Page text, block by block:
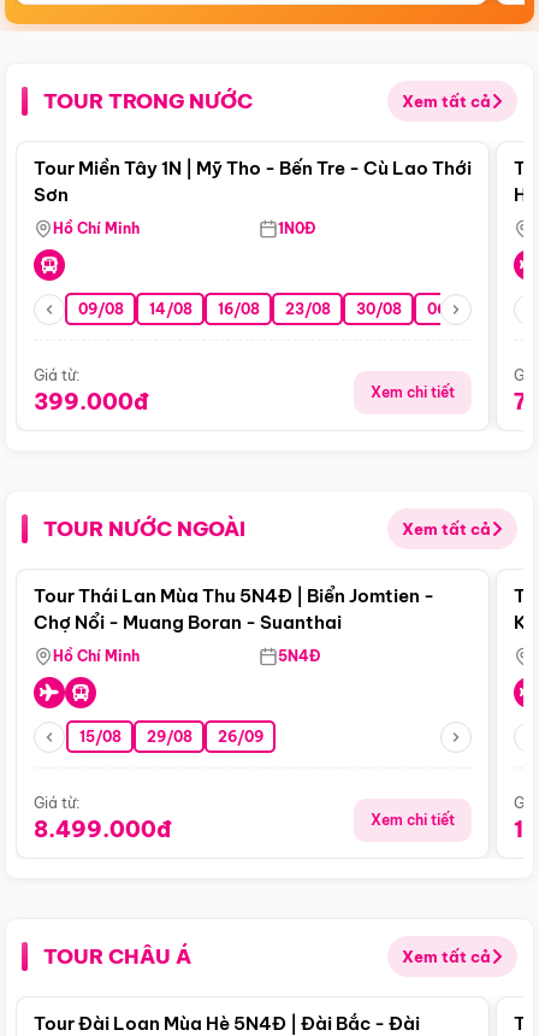
TOUR TRONG NƯỚC Xem tất cả
Điểm nổi bật
Tour Miền Tây 1N | Mỹ Tho - Bến Tre - Cù Lao Thới
Sơn
Hồ Chí Minh 1N0Đ
09/08 14/08 16/08 23/08 30/08 06/09 13/09
Giá từ:
399.000đ Xem chi tiết
TOUR NƯỚC NGOÀI Xem tất cả
Điểm nổi bật
Tour Thái Lan Mùa Thu 5N4Đ | Biển Jomtien -
Chợ Nổi - Muang Boran - Suanthai
Hồ Chí Minh 5N4Đ
15/08 29/08 26/09
Giá từ:
8.499.000đ Xem chi tiết
TOUR CHÂU Á Xem tất cả
Điểm nổi bật
Tour Đài Loan Mùa Hè 5N4Đ | Đài Bắc - Đài